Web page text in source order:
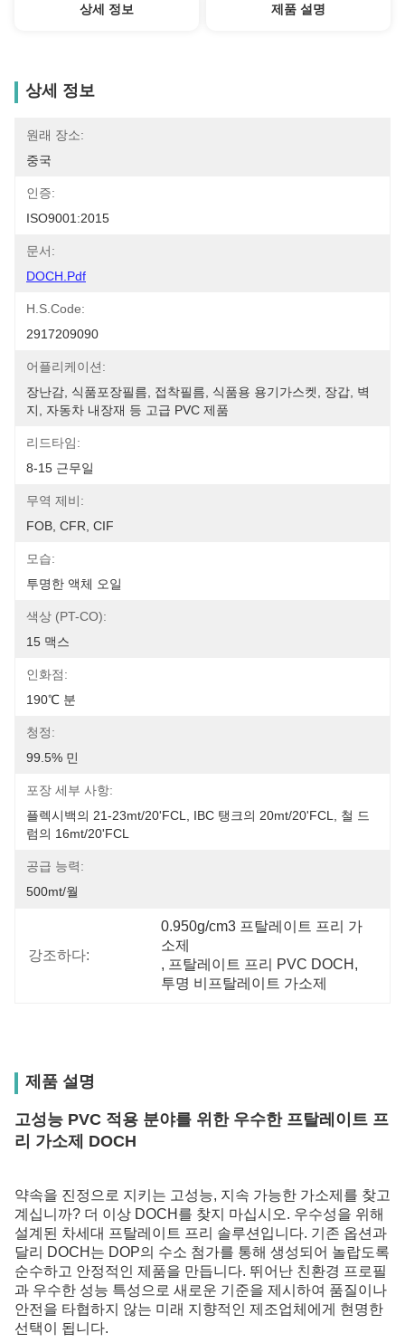
상세 정보 제품 설명
상세 정보
원래 장소:
중국
인증:
ISO9001:2015
문서:
DOCH.pdf
H.S.Code:
2917209090
어플리케이션:
장난감, 식품포장필름, 접착필름, 식품용 용기가스켓, 장갑, 벽
지, 자동차 내장재 등 고급 PVC 제품
리드타임:
8-15 근무일
무역 제비:
FOB, CFR, CIF
모습:
투명한 액체 오일
색상 (PT-CO):
15 맥스
인화점:
190℃ 분
청정:
99.5% 민
포장 세부 사항:
플렉시백의 21-23mt/20'FCL, IBC 탱크의 20mt/20'FCL, 철 드
럼의 16mt/20'FCL
공급 능력:
500mt/월
강조하다:
0.950g/cm3 프탈레이트 프리 가
소제
, 프탈레이트 프리 PVC DOCH ,
투명 비프탈레이트 가소제
제품 설명
고성능 PVC 적용 분야를 위한 우수한 프탈레이트 프
리 가소제 DOCH
약속을 진정으로 지키는 고성능, 지속 가능한 가소제를 찾고
계십니까? 더 이상 DOCH를 찾지 마십시오. 우수성을 위해
설계된 차세대 프탈레이트 프리 솔루션입니다. 기존 옵션과
달리 DOCH는 DOP의 수소 첨가를 통해 생성되어 놀랍도록
순수하고 안정적인 제품을 만듭니다. 뛰어난 친환경 프로필
과 우수한 성능 특성으로 새로운 기준을 제시하여 품질이나
안전을 타협하지 않는 미래 지향적인 제조업체에게 현명한
선택이 됩니다.